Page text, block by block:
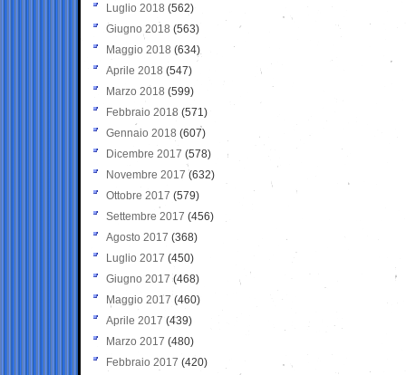
Luglio 2018 (562)
Giugno 2018 (563)
Maggio 2018 (634)
Aprile 2018 (547)
Marzo 2018 (599)
Febbraio 2018 (571)
Gennaio 2018 (607)
Dicembre 2017 (578)
Novembre 2017 (632)
Ottobre 2017 (579)
Settembre 2017 (456)
Agosto 2017 (368)
Luglio 2017 (450)
Giugno 2017 (468)
Maggio 2017 (460)
Aprile 2017 (439)
Marzo 2017 (480)
Febbraio 2017 (420)